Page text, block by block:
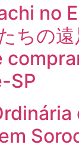
no
ちの遠
SP